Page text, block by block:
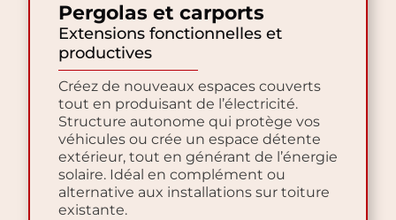
Pergolas et carports
Extensions fonctionnelles et
productives
Créez de nouveaux espaces couverts
tout en produisant de l’électricité.
Structure autonome qui protège vos
véhicules ou crée un espace détente
extérieur, tout en générant de l’énergie
solaire. Idéal en complément ou
alternative aux installations sur toiture
existante.